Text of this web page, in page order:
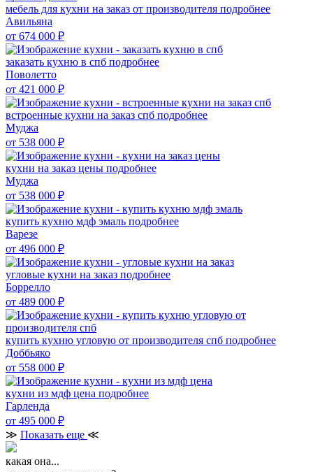
мебель для кухни на заказ от производителя подробнее
Авильяна
от 674 000 ₽
заказать кухню в спб подробнее
Поволетто
от 421 000 ₽
встроенные кухни на заказ спб подробнее
Муджа
от 538 000 ₽
кухни на заказ цены подробнее
Муджа
от 538 000 ₽
купить кухню мдф эмаль подробнее
Варезе
от 496 000 ₽
угловые кухни на заказ подробнее
Боррелло
от 489 000 ₽
купить кухню угловую от производителя спб подробнее
Доббьяко
от 558 000 ₽
кухни из мдф цена подробнее
Гарленда
от 495 000 ₽
≫ Показать еще ≪
какая она...